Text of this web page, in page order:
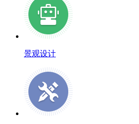
景观设计